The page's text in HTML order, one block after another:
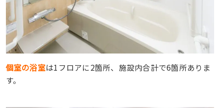
個室の浴室は1フロアに2箇所、施設内合計で6箇所ありま
す。